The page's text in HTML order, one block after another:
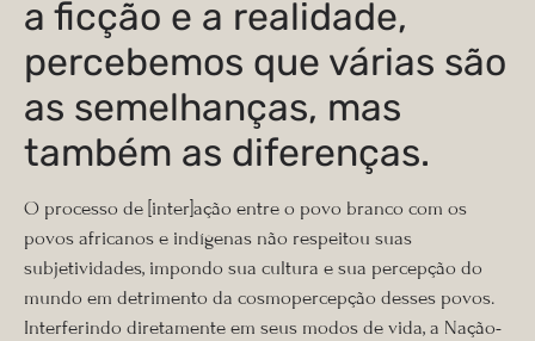
a ficção e a realidade,
percebemos que várias são
as semelhanças, mas
também as diferenças.
O processo de [inter]ação entre o povo branco com os
povos africanos e indígenas não respeitou suas
subjetividades, impondo sua cultura e sua percepção do
mundo em detrimento da cosmopercepção desses povos.
Interferindo diretamente em seus modos de vida, a Nação-